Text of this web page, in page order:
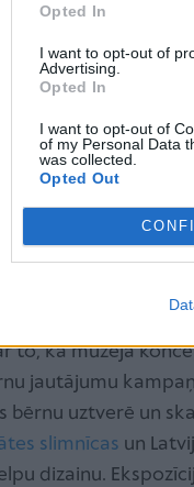
Opted In
I want to opt-out of
Advertising.
Opted In
I want to opt-out of
of my Personal Data
was collected.
Opted Out
saturu, Bērnu
to, ka muzeja
jautājumu
bērnu uztverē un
slimnīcas un
dizainu.